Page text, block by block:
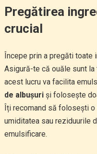
Pregătirea
crucial
Începe prin a pregăti toate
Asigură-te că ouăle sunt la
acest lucru va facilita
de albușuriși folosește
Îți recomand să folosești o
umiditatea sau reziduurile
emulsificare.